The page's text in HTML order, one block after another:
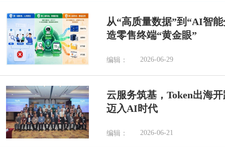
从“高质量数据”到“AI智
造零售终端“黄金眼”
编辑： 2026-06-29
云服务筑基，Token出海
迈入AI时代
编辑： 2026-06-21